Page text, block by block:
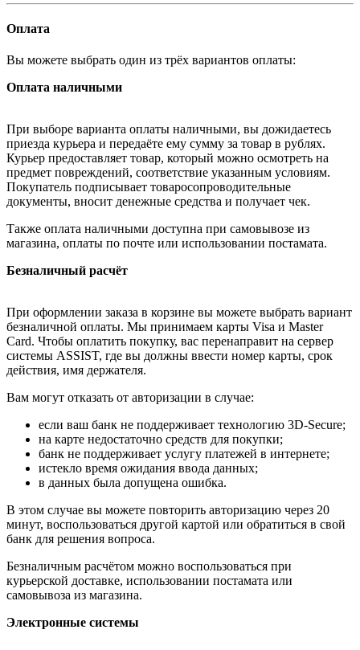
Оплата
Вы можете выбрать один из трёх вариантов оплаты:
Оплата наличными
При выборе варианта оплаты наличными, вы дожидаетесь
приезда курьера и передаёте ему сумму за товар в рублях.
Курьер предоставляет товар, который можно осмотреть на
предмет повреждений, соответствие указанным условиям.
Покупатель подписывает товаросопроводительные
документы, вносит денежные средства и получает чек.
Также оплата наличными доступна при самовывозе из
магазина, оплаты по почте или использовании постамата.
Безналичный расчёт
При оформлении заказа в корзине вы можете выбрать вариант
безналичной оплаты. Мы принимаем карты Visa и Master
Card. Чтобы оплатить покупку, вас перенаправит на сервер
системы ASSIST, где вы должны ввести номер карты, срок
действия, имя держателя.
Вам могут отказать от авторизации в случае:
если ваш банк не поддерживает технологию 3D-Secure;
на карте недостаточно средств для покупки;
банк не поддерживает услугу платежей в интернете;
истекло время ожидания ввода данных;
в данных была допущена ошибка.
В этом случае вы можете повторить авторизацию через 20
минут, воспользоваться другой картой или обратиться в свой
банк для решения вопроса.
Безналичным расчётом можно воспользоваться при
курьерской доставке, использовании постамата или
самовывоза из магазина.
Электронные системы